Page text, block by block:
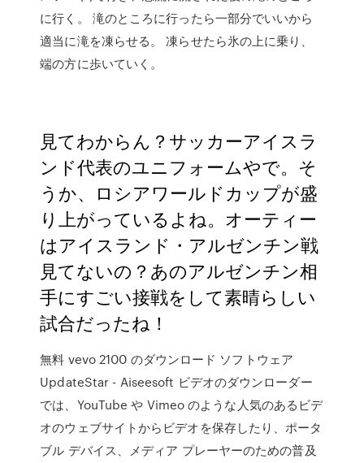
に行く。 滝のところに行ったら一部分でいいから
適当に滝を凍らせる。 凍らせたら氷の上に乗り、
端の方に歩いていく。
見てわからん？サッカーアイスラ
ンド代表のユニフォームやで。そ
うか、ロシアワールドカップが盛
り上がっているよね。オーティー
はアイスランド・アルゼンチン戦
見てないの？あのアルゼンチン相
手にすごい接戦をして素晴らしい
試合だったね！
無料 vevo 2100 のダウンロード ソフトウェア
UpdateStar - Aiseesoft ビデオのダウンローダー
では、YouTube や Vimeo のような人気のあるビデ
オのウェブサイトからビデオを保存したり、ポータ
ブル デバイス、メディア プレーヤーのための普及